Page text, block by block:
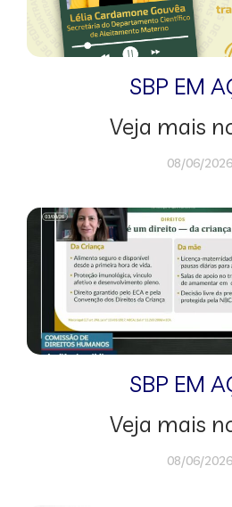
SBP EM
Veja mais
08/06/2026
SBP EM
Veja mais
08/06/2026